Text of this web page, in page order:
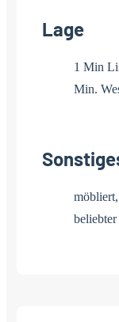
Lage
1 Min
Min.